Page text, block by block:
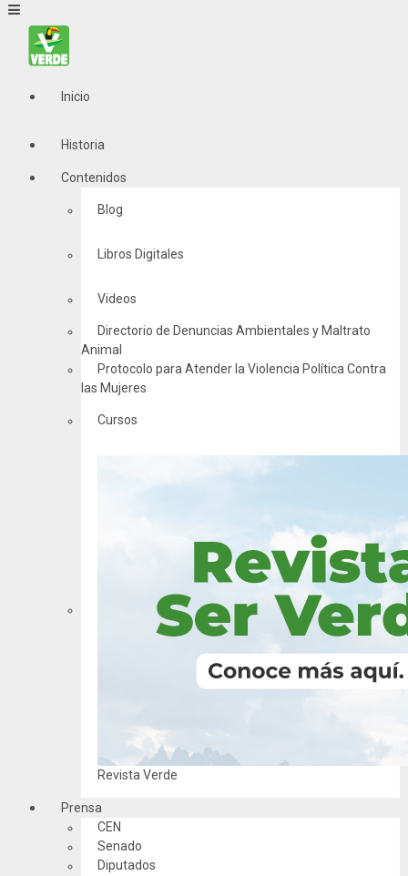
Inicio
Historia
Contenidos
Blog
Libros Digitales
Videos
Directorio de Denuncias Ambientales y Maltrato
Animal
Protocolo para Atender la Violencia Política Contra
las Mujeres
Cursos
Revista Verde
Prensa
CEN
Senado
Diputados